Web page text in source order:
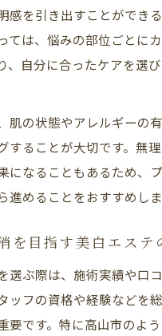
感を引き出すことができる
ては、悩みの部位ごとに
、自分に合ったケアを選
肌の状態やアレルギーの
することが大切です。無
になることもあるため、
進めることをおすすめしま
を目指す美白エステ
選ぶ際は、施術実績や口
ッフの資格や経験などを
要です。特に高山市のよ